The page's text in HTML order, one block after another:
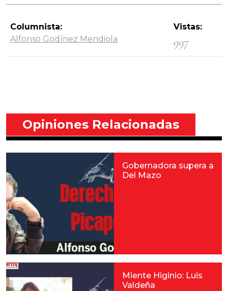
Columnista:
Alfonso Godínez Mendiola
Vistas:
997
Opiniones Relacionadas
Gobernadora supera a
Del Mazo
Miente Higinio: Luis
Valdeña